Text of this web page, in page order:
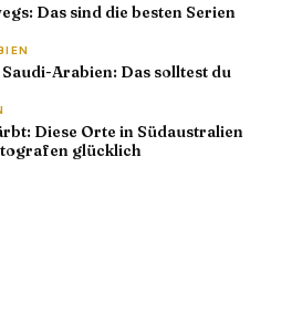
Das sind die besten Serien
Saudi-Arabien: Das solltest du
Diese Orte in Südaustralien
glücklich